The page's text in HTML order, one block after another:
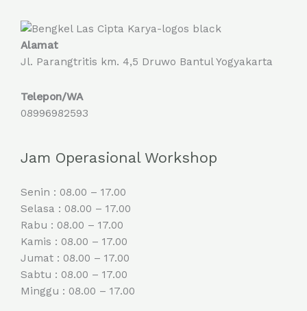
Alamat
Jl. Parangtritis km. 4,5 Druwo Bantul Yogyakarta
Telepon/WA
08996982593
Jam Operasional Workshop
Senin : 08.00 – 17.00
Selasa : 08.00 – 17.00
Rabu : 08.00 – 17.00
Kamis : 08.00 – 17.00
Jumat : 08.00 – 17.00
Sabtu : 08.00 – 17.00
Minggu : 08.00 – 17.00